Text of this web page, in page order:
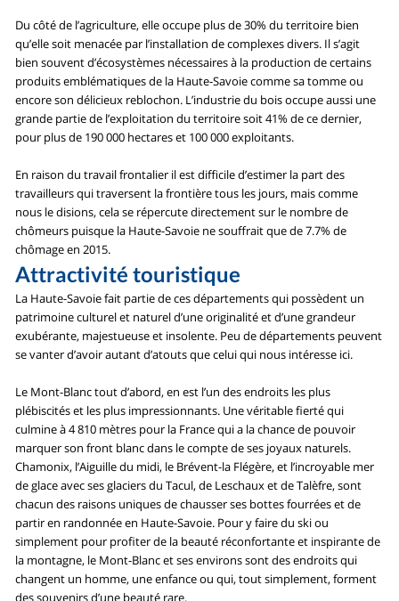
Du côté de l’agriculture, elle occupe plus de 30% du territoire bien
qu’elle soit menacée par l’installation de complexes divers. Il s’agit
bien souvent d’écosystèmes nécessaires à la production de certains
produits emblématiques de la Haute-Savoie comme sa tomme ou
encore son délicieux reblochon. L’industrie du bois occupe aussi une
grande partie de l’exploitation du territoire soit 41% de ce dernier,
pour plus de 190 000 hectares et 100 000 exploitants.
En raison du travail frontalier il est difficile d’estimer la part des
travailleurs qui traversent la frontière tous les jours, mais comme
nous le disions, cela se répercute directement sur le nombre de
chômeurs puisque la Haute-Savoie ne souffrait que de 7.7% de
chômage en 2015.
Attractivité touristique
La Haute-Savoie fait partie de ces départements qui possèdent un
patrimoine culturel et naturel d’une originalité et d’une grandeur
exubérante, majestueuse et insolente. Peu de départements peuvent
se vanter d’avoir autant d’atouts que celui qui nous intéresse ici.
Le Mont-Blanc tout d’abord, en est l’un des endroits les plus
plébiscités et les plus impressionnants. Une véritable fierté qui
culmine à 4 810 mètres pour la France qui a la chance de pouvoir
marquer son front blanc dans le compte de ses joyaux naturels.
Chamonix, l’Aiguille du midi, le Brévent-la Flégère, et l’incroyable mer
de glace avec ses glaciers du Tacul, de Leschaux et de Talèfre, sont
chacun des raisons uniques de chausser ses bottes fourrées et de
partir en randonnée en Haute-Savoie. Pour y faire du ski ou
simplement pour profiter de la beauté réconfortante et inspirante de
la montagne, le Mont-Blanc et ses environs sont des endroits qui
changent un homme, une enfance ou qui, tout simplement, forment